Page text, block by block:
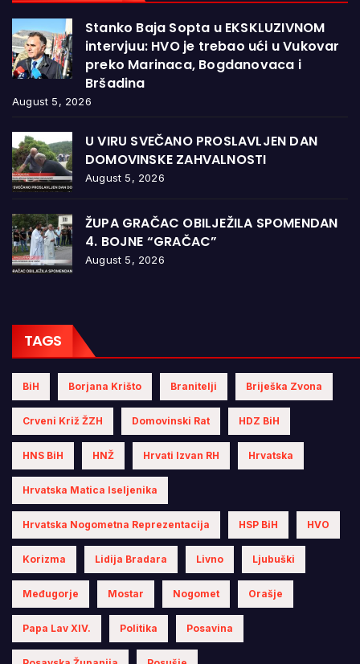
Stanko Baja Sopta u EKSKLUZIVNOM
intervjuu: HVO je trebao ući u Vukovar
preko Marinaca, Bogdanovaca i
Bršadina
August 5, 2026
U VIRU SVEČANO PROSLAVLJEN DAN
DOMOVINSKE ZAHVALNOSTI
August 5, 2026
ŽUPA GRAČAC OBILJEŽILA SPOMENDAN
4. BOJNE “GRAČAC”
August 5, 2026
TAGS
BiH Borjana Krišto Branitelji Briješka Zvona
Crveni Križ ŽZH Domovinski Rat HDZ BiH
HNS BiH HNŽ Hrvati Izvan RH Hrvatska
Hrvatska Matica Iseljenika
Hrvatska Nogometna Reprezentacija HSP BiH HVO
Korizma Lidija Bradara Livno Ljubuški
Međugorje Mostar Nogomet Orašje
Papa Lav XIV. Politika Posavina